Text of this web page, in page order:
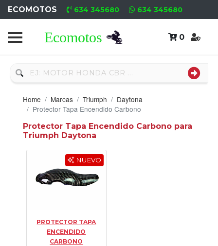
ECOMOTOS 634 345680 634 345680
0
Home
Usado
Neumáticos
Campa
Motores
Nuevos
Tasaciones
Home Marcas Triumph
Daytona
Protector Tapa Encendido Carbono
Protector Tapa Encendido Carbono para
Triumph Daytona
NUEVO
PROTECTOR TAPA
ENCENDIDO
CARBONO